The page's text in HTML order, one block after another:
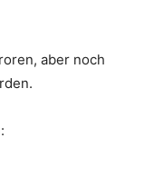
aber noch